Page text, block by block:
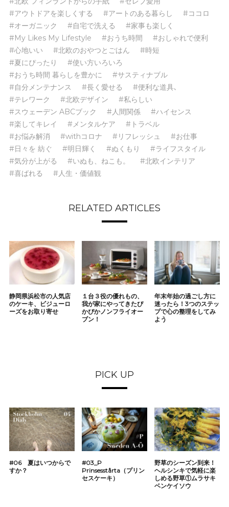
#アウトドアを楽しくする
#アートのある暮らし
#ココロ
#オーガニック
#自宅で洗える
#家事も楽しく
#My Likes My Lifestyle
#おうち時間
#おしゃれで便利
#心地いい
#北欧のおやつとごはん
#時短
#夏にぴったり
#使い方いろいろ
#おうち時間 暮らしを豊かに
#サスティナブル
#自分メンテナンス
#長く愛せる
#便利な道具､
#テレワーク
#北欧デザイン
#私らしい
#スウェーデン ABCブック
#人間関係
#ハイセンス
#楽してキレイ
#メンタルケア
#トラベル
#お悩み解消
#withコロナ #リフレッシュ
#お仕事
#日々を 紡ぐ
#明日輝く #ぬくもり
#ライフスタイル
#気分が上がる
#いぬも、ねこも。
#北欧インテリア
#喜ばれる
#人生・価値観
RELATED ARTICLES
静岡県浜松市の人気店
のケーキ、ビジューロ
ーズをお取り寄せ
１台３役の優れもの、
我が家にやってきたぴ
かぴかノンフライオー
ブン！
年末年始の過ごし方に
迷ったら！3つのステッ
プで心の整理をしてみ
よう
PICK UP
#06 夏はいつからで
すか？
#03_P
Prinsesstårta（プリン
セスケーキ）
野草のシーズン到来！
ヘルシンキで気軽に楽
しめる野草①ムラサキ
ベンケイソウ